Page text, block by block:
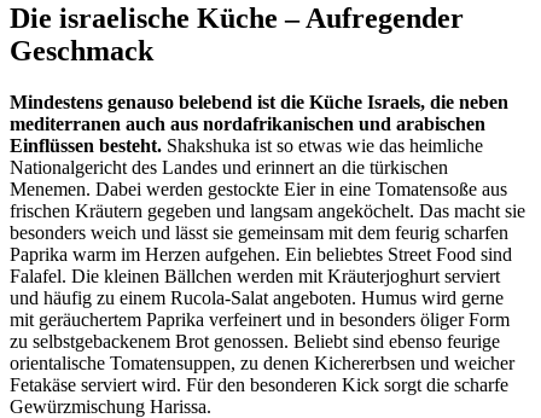
Die israelische Küche – Aufregender
Geschmack
Mindestens genauso belebend ist die Küche Israels, die neben
mediterranen auch aus nordafrikanischen und arabischen
Einflüssen besteht. Shakshuka ist so etwas wie das heimliche
Nationalgericht des Landes und erinnert an die türkischen
Menemen. Dabei werden gestockte Eier in eine Tomatensoße aus
frischen Kräutern gegeben und langsam angeköchelt. Das macht sie
besonders weich und lässt sie gemeinsam mit dem feurig scharfen
Paprika warm im Herzen aufgehen. Ein beliebtes Street Food sind
Falafel. Die kleinen Bällchen werden mit Kräuterjoghurt serviert
und häufig zu einem Rucola-Salat angeboten. Humus wird gerne
mit geräuchertem Paprika verfeinert und in besonders öliger Form
zu selbstgebackenem Brot genossen. Beliebt sind ebenso feurige
orientalische Tomatensuppen, zu denen Kichererbsen und weicher
Fetakäse serviert wird. Für den besonderen Kick sorgt die scharfe
Gewürzmischung Harissa.